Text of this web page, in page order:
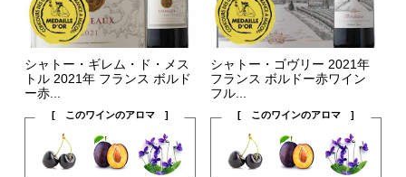
シャトー・ギレム・ド・メス
トル 2021年 フランス ボルド
ー赤...
[ このワインのアロマ ]
シャトー・ゴヴリー 2021年
フランス ボルドー赤ワイン
フル...
[ このワインのアロマ ]